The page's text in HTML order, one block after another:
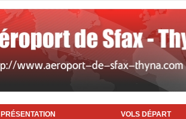
PRÉSENTATION VOLS DÉPART